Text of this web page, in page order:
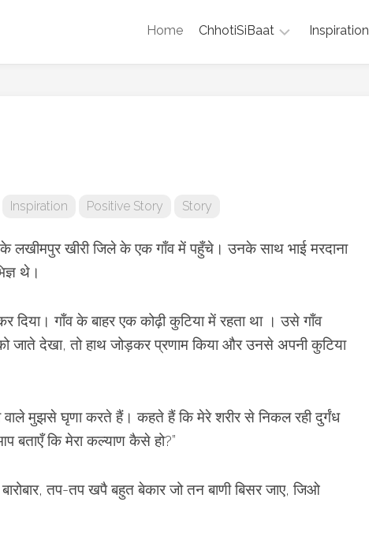
Home ChhotiSiBaat
Health
Inspiration
Inspiration Positive Story Story
लखीमपुर खीरी जिले के एक गाँव में पहुँचे। उनके साथ भाई मरदाना
थे।
दिया। गाँव के बाहर एक कोढ़ी कुटिया में रहता था । उसे गाँव
जाते देखा, तो हाथ जोड़कर प्रणाम किया और उनसे अपनी कुटिया
वाले मुझसे घृणा करते हैं। कहते हैं कि मेरे शरीर से निकल रही दुर्गंध
बताएँ कि मेरा कल्याण कैसे हो?”
तप-तप खपै बहुत बेकार जो तन बाणी बिसर जाए, जिओ